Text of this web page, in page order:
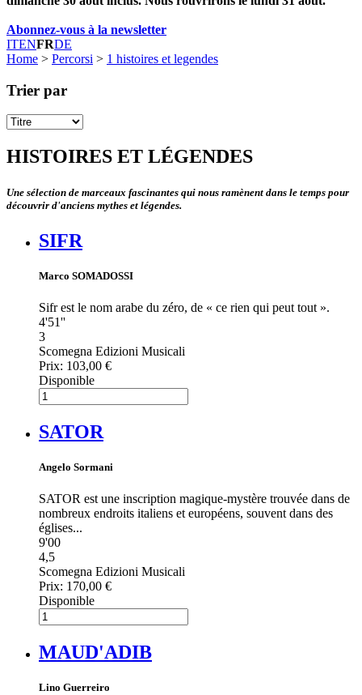
Abonnez-vous à la newsletter
ITENFRDE
Home > Percorsi > 1 histoires et legendes
Trier par
HISTOIRES ET LÉGENDES
Une sélection de marceaux fascinantes qui nous ramènent dans le temps pour
découvrir d'anciens mythes et légendes.
SIFR
Marco SOMADOSSI
Sifr est le nom arabe du zéro, de « ce rien qui peut tout ».
4'51''
3
Scomegna Edizioni Musicali
Prix: 103,00 €
Disponible
SATOR
Angelo Sormani
SATOR est une inscription magique-mystère trouvée dans de
nombreux endroits italiens et européens, souvent dans des
églises...
9'00
4,5
Scomegna Edizioni Musicali
Prix: 170,00 €
Disponible
MAUD'ADIB
Lino Guerreiro